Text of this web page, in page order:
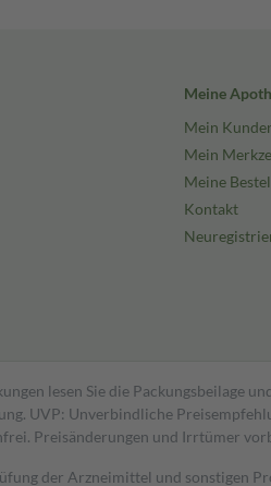
Meine
Mein
Mein
Meine
Kontakt
lesen Sie die Packungsbeilage
UVP: Unverbindliche
Preisänderungen und Irrtümer
der Arzneimittel und sonstigen